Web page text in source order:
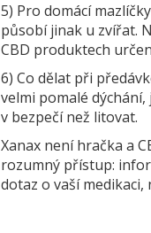
5) Pro domácí
působí jinak u zvířat.
CBD produktech
6) Co dělat při
velmi pomalé
v bezpečí než litovat.
Xanax není hračka a
rozumný přístup:
dotaz o vaší